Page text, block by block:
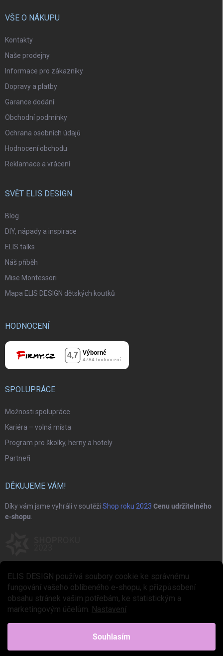
ELIS DESIGN používá soubory cookie ke správnému
fungování vašeho oblíbeného e-shopu, k přizpůsobení
obsahu stránek vašim potřebám, ke statistickým a
marketingovým účelům. Nastavení
Souhlasím
VŠE O NÁKUPU
Kontakty
Naše prodejny
Informace pro zákazníky
Dopravy a platby
Garance dodání
Obchodní podmínky
Ochrana osobních údajů
Hodnocení obchodu
Reklamace a vrácení
SVĚT ELIS DESIGN
Blog
DIY, nápady a inspirace
ELIS talks
Náš příběh
Mise Montessori
Mapa ELIS DESIGN dětských koutků
HODNOCENÍ
SPOLUPRÁCE
Možnosti spolupráce
Kariéra – volná místa
Program pro školky, herny a hotely
Partneři
DĚKUJEME VÁM!
Díky vám jsme vyhráli v soutěži Shop roku 2023 Cenu udržitelného
e-shopu
Copyright 2026ELIS DESIGN. Všechna práva vyhrazena.Upravit nastavení
cookies